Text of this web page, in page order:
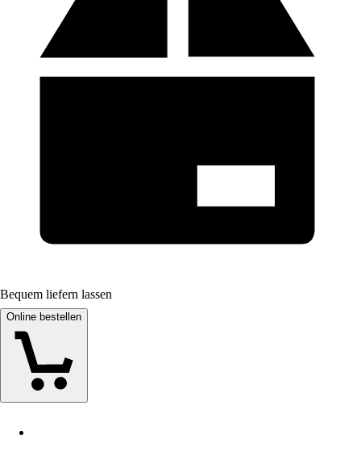
Bequem liefern lassen
Online bestellen